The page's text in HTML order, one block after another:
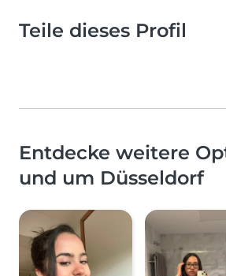
Teile dieses Profil
Entdecke weitere
und um Düsseldorf